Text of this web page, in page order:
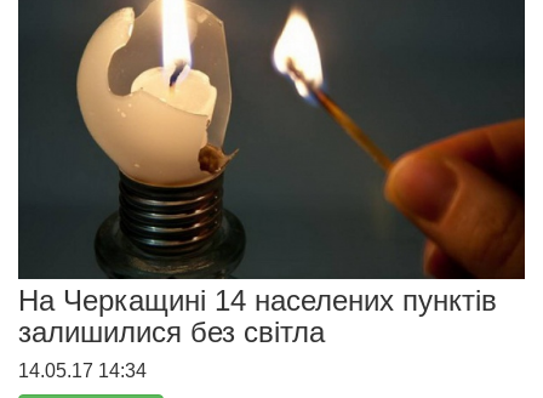
На Черкащині 14 населених пунктів
залишилися без світла
14.05.17 14:34